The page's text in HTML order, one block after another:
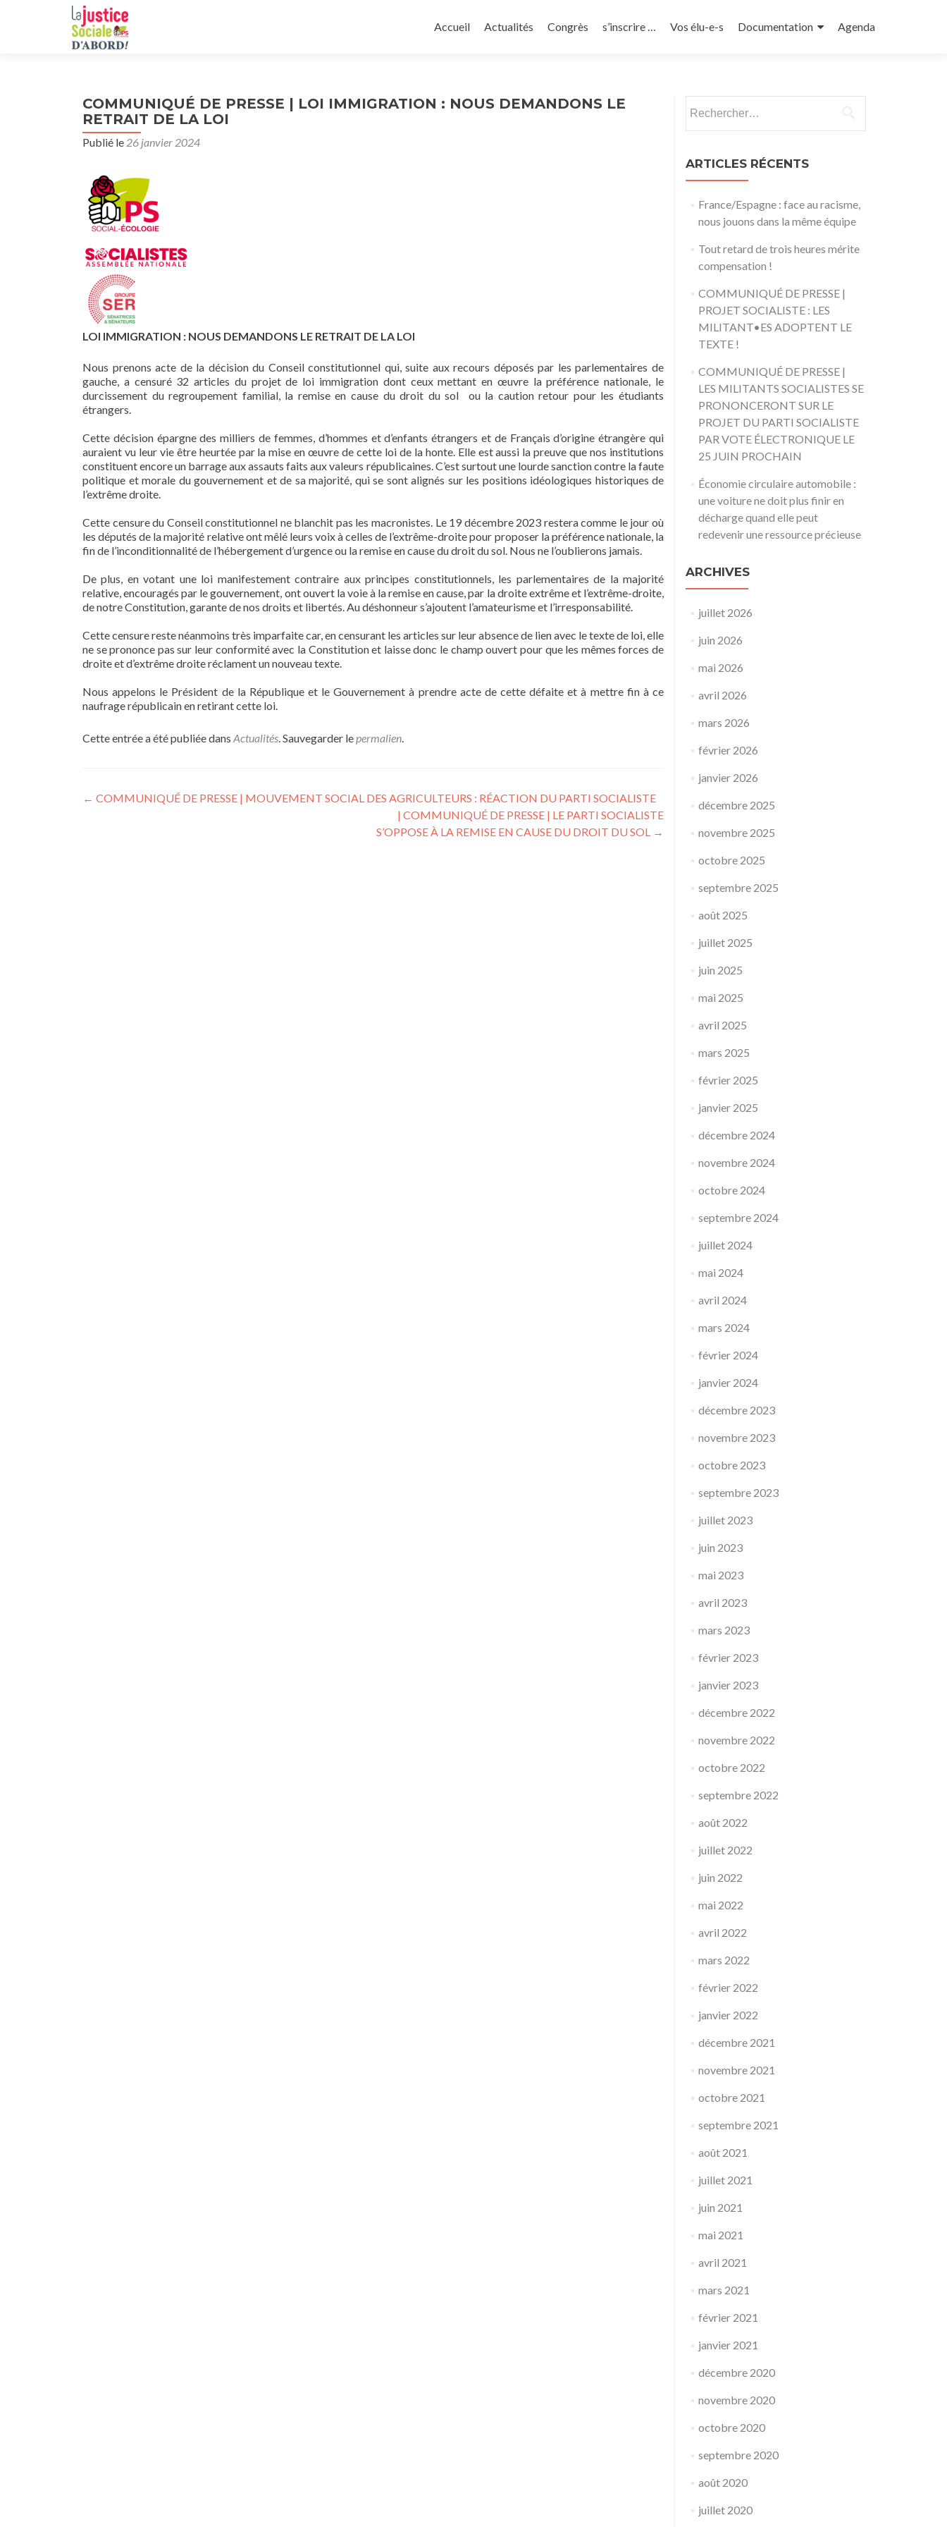
au
Accueil Actualités Congrès s’inscrire … Vos élu-e-s Documentation Agenda
COMMUNIQUÉ DE PRESSE | LOI IMMIGRATION : NOUS DEMANDONS LE
RETRAIT DE LA LOI
Publié le 26 janvier 2024
LOI IMMIGRATION : NOUS DEMANDONS LE RETRAIT DE LA LOI
Nous prenons acte de la décision du Conseil constitutionnel qui, suite aux recours déposés par les parlementaires de
gauche, a censuré 32 articles du projet de loi immigration dont ceux mettant en œuvre la préférence nationale, le
durcissement du regroupement familial, la remise en cause du droit du sol ou la caution retour pour les étudiants
étrangers.
Cette décision épargne des milliers de femmes, d’hommes et d’enfants étrangers et de Français d’origine étrangère qui
auraient vu leur vie être heurtée par la mise en œuvre de cette loi de la honte. Elle est aussi la preuve que nos institutions
constituent encore un barrage aux assauts faits aux valeurs républicaines. C’est surtout une lourde sanction contre la faute
politique et morale du gouvernement et de sa majorité, qui se sont alignés sur les positions idéologiques historiques de
l’extrême droite.
Cette censure du Conseil constitutionnel ne blanchit pas les macronistes. Le 19 décembre 2023 restera comme le jour où
les députés de la majorité relative ont mêlé leurs voix à celles de l’extrême-droite pour proposer la préférence nationale, la
fin de l’inconditionnalité de l’hébergement d’urgence ou la remise en cause du droit du sol. Nous ne l’oublierons jamais.
De plus, en votant une loi manifestement contraire aux principes constitutionnels, les parlementaires de la majorité
relative, encouragés par le gouvernement, ont ouvert la voie à la remise en cause, par la droite extrême et l’extrême-droite,
de notre Constitution, garante de nos droits et libertés. Au déshonneur s’ajoutent l’amateurisme et l’irresponsabilité.
Cette censure reste néanmoins très imparfaite car, en censurant les articles sur leur absence de lien avec le texte de loi, elle
ne se prononce pas sur leur conformité avec la Constitution et laisse donc le champ ouvert pour que les mêmes forces de
droite et d’extrême droite réclament un nouveau texte.
Nous appelons le Président de la République et le Gouvernement à prendre acte de cette défaite et à mettre fin à ce
naufrage républicain en retirant cette loi.
Cette entrée a été publiée dans Actualités. Sauvegarder lepermalien.
Navigation
← COMMUNIQUÉ DE PRESSE | MOUVEMENT SOCIAL DES AGRICULTEURS : RÉACTION DU PARTI SOCIALISTE
| COMMUNIQUÉ DE PRESSE | LE PARTI SOCIALISTE
S’OPPOSE À LA REMISE EN CAUSE DU DROIT DU SOL →
ARTICLES RÉCENTS
France/Espagne : face au racisme,
nous jouons dans la même équipe
Tout retard de trois heures mérite
compensation !
COMMUNIQUÉ DE PRESSE |
PROJET SOCIALISTE : LES
MILITANT•ES ADOPTENT LE
TEXTE !
COMMUNIQUÉ DE PRESSE |
LES MILITANTS SOCIALISTES SE
PRONONCERONT SUR LE
PROJET DU PARTI SOCIALISTE
PAR VOTE ÉLECTRONIQUE LE
25 JUIN PROCHAIN
Économie circulaire automobile :
une voiture ne doit plus finir en
décharge quand elle peut
redevenir une ressource précieuse
ARCHIVES
juillet 2026
juin 2026
mai 2026
avril 2026
mars 2026
février 2026
janvier 2026
décembre 2025
novembre 2025
octobre 2025
septembre 2025
août 2025
juillet 2025
juin 2025
mai 2025
avril 2025
mars 2025
février 2025
janvier 2025
décembre 2024
novembre 2024
octobre 2024
septembre 2024
juillet 2024
mai 2024
avril 2024
mars 2024
février 2024
janvier 2024
décembre 2023
novembre 2023
octobre 2023
septembre 2023
juillet 2023
juin 2023
mai 2023
avril 2023
mars 2023
février 2023
janvier 2023
décembre 2022
novembre 2022
octobre 2022
septembre 2022
août 2022
juillet 2022
juin 2022
mai 2022
avril 2022
mars 2022
février 2022
janvier 2022
décembre 2021
novembre 2021
octobre 2021
septembre 2021
août 2021
juillet 2021
juin 2021
mai 2021
avril 2021
mars 2021
février 2021
janvier 2021
décembre 2020
novembre 2020
octobre 2020
septembre 2020
août 2020
juillet 2020